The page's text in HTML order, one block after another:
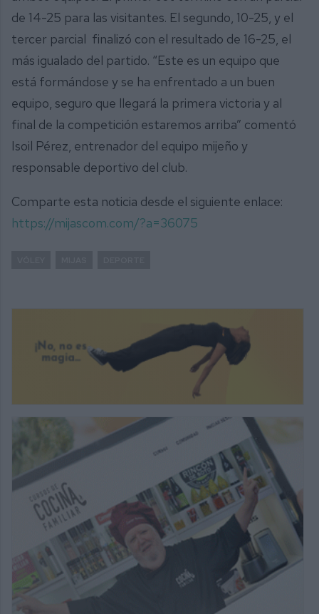
de 14-25 para las visitantes. El segundo, 10-25, y el
tercer parcial finalizó con el resultado de 16-25, el
más igualado del partido. “Este es un equipo que
está formándose y se ha enfrentado a un buen
equipo, seguro que llegará la primera victoria y al
final de la competición estaremos arriba” comentó
Isoil Pérez, entrenador del equipo mijeño y
responsable deportivo del club.
Comparte esta noticia desde el siguiente enlace:
https://mijascom.com/?a=36075